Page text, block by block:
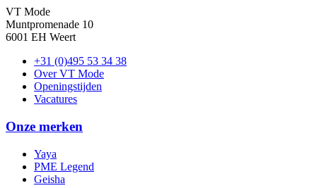
VT Mode
Muntpromenade 10
6001 EH Weert
+31 (0)495 53 34 38
Over VT Mode
Openingstijden
Vacatures
Onze merken
Yaya
PME Legend
Geisha